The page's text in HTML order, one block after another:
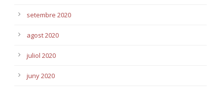
setembre 2020
agost 2020
juliol 2020
juny 2020